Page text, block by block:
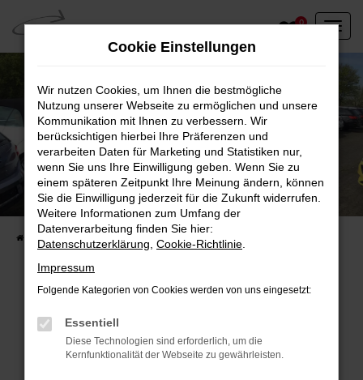
Zum
Hauptinhalt
springen
0
Unser Fahrzeugbestand vor Ort
Entdecken Sie unsere sofort verfügbaren
Fahrzeugangebote
Fehler: Network Error
Beim Laden ist ein Fehler aufgetreten.
Hier sind ein paar Tipps, die dir helfen können:
Cookie Einstellungen
Wir nutzen Cookies, um Ihnen die bestmögliche
Nutzung unserer Webseite zu ermöglichen und unsere
Kommunikation mit Ihnen zu verbessern. Wir
berücksichtigen hierbei Ihre Präferenzen und
verarbeiten Daten für Marketing und Statistiken nur,
wenn Sie uns Ihre Einwilligung geben. Wenn Sie zu
einem späteren Zeitpunkt Ihre Meinung ändern, können
Sie die Einwilligung jederzeit für die Zukunft widerrufen.
Weitere Informationen zum Umfang der
Datenverarbeitung finden Sie hier:
Datenschutzerklärung Cookie-Richtlinie
Impressum
Folgende Kategorien von Cookies werden von uns eingesetzt:
Essentiell
Diese Technologien sind erforderlich, um die
Kernfunktionalität der Webseite zu gewährleisten.